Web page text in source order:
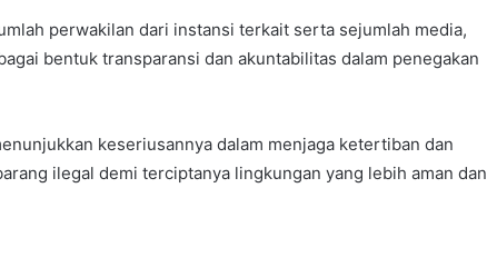
perwakilan dari instansi terkait serta sejumlah media,
bentuk transparansi dan akuntabilitas dalam penegakan
keseriusannya dalam menjaga ketertiban dan
ilegal demi terciptanya lingkungan yang lebih aman dan